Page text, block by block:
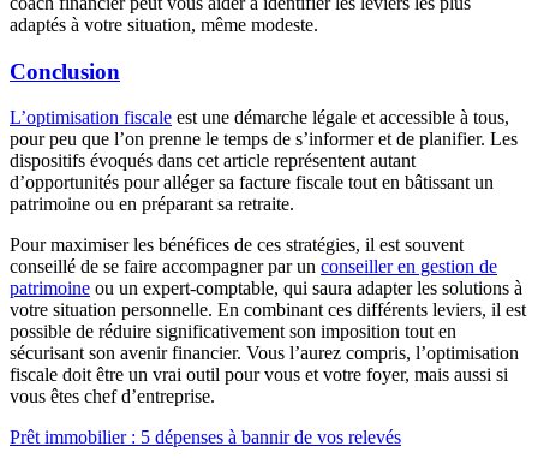
adaptés à votre situation, même modeste.
Conclusion
L’optimisation fiscale est une démarche légale et accessible à tous,
pour peu que l’on prenne le temps de s’informer et de planifier. Les
dispositifs évoqués dans cet article représentent autant
d’opportunités pour alléger sa facture fiscale tout en bâtissant un
patrimoine ou en préparant sa retraite.
Pour maximiser les bénéfices de ces stratégies, il est souvent
conseillé de se faire accompagner par un conseiller en gestion de
patrimoine ou un expert-comptable, qui saura adapter les solutions à
votre situation personnelle. En combinant ces différents leviers, il est
possible de réduire significativement son imposition tout en
sécurisant son avenir financier. Vous l’aurez compris, l’optimisation
fiscale doit être un vrai outil pour vous et votre foyer, mais aussi si
vous êtes chef d’entreprise.
Prêt immobilier : 5 dépenses à bannir de vos relevés